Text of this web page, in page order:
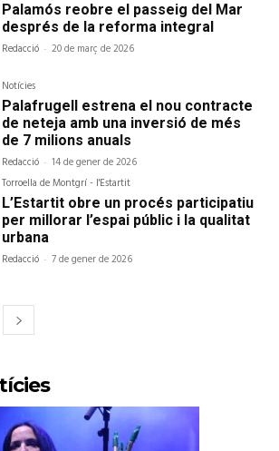
Palamós reobre el passeig del Mar
després de la reforma integral
Redacció - 20 de març de 2026
Notícies
Palafrugell estrena el nou contracte
de neteja amb una inversió de més
de 7 milions anuals
Redacció - 14 de gener de 2026
Torroella de Montgrí - l'Estartit
L’Estartit obre un procés participatiu
per millorar l’espai públic i la qualitat
urbana
Redacció - 7 de gener de 2026